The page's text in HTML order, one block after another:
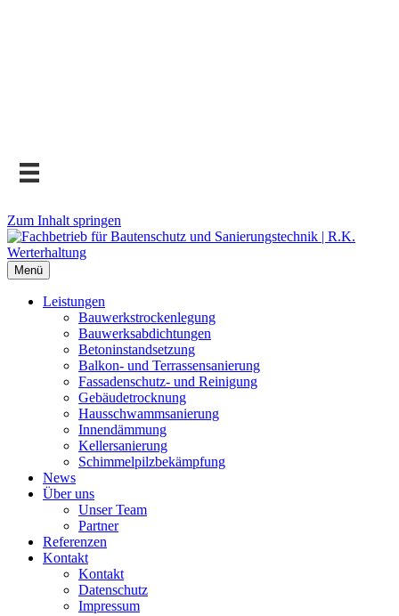
Zum Inhalt springen
Menü
Leistungen
Bauwerks­trockenlegung
Bauwerks­abdichtungen
Beton­instand­setzung
Balkon- und Terras­sen­sanierung
Fassaden­schutz- und Reinigung
Gebäude­trocknung
Haus­schwamm­sanierung
Innen­dämmung
Keller­sanierung
Schimmel­pilz­bekämpfung
News
Über uns
Unser Team
Partner
Referenzen
Kontakt
Kontakt
Datenschutz
Impressum